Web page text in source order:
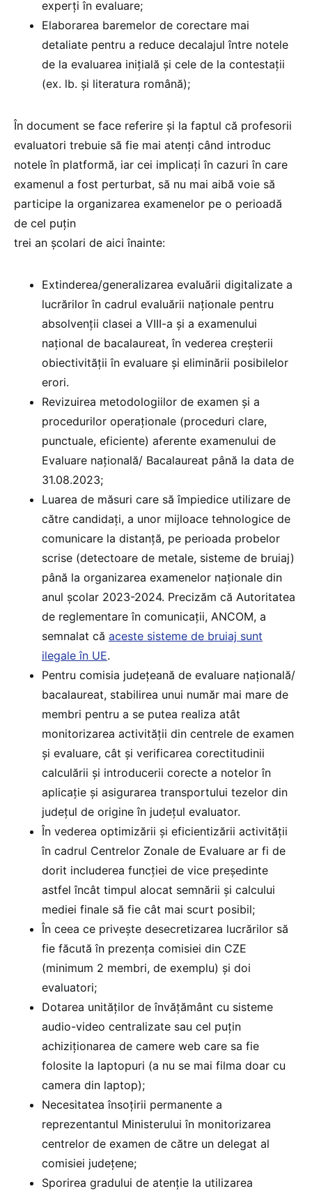
experți în evaluare;
Elaborarea baremelor de corectare mai
detaliate pentru a reduce decalajul între notele
de la evaluarea inițială și cele de la contestații
(ex. lb. și literatura română);
În document se face referire și la faptul că profesorii
evaluatori trebuie să fie mai atenți când introduc
notele în platformă, iar cei implicați în cazuri în care
examenul a fost perturbat, să nu mai aibă voie să
participe la organizarea examenelor pe o perioadă
de cel puțin
trei an școlari de aici înainte:
Extinderea/generalizarea evaluării digitalizate a
lucrărilor în cadrul evaluării naționale pentru
absolvenții clasei a VIII-a și a examenului
național de bacalaureat, în vederea creșterii
obiectivității în evaluare și eliminării posibilelor
erori.
Revizuirea metodologiilor de examen şi a
procedurilor operaționale (proceduri clare,
punctuale, eficiente) aferente examenului de
Evaluare națională/ Bacalaureat până la data de
31.08.2023;
Luarea de măsuri care să împiedice utilizare de
către candidați, a unor mijloace tehnologice de
comunicare la distanță, pe perioada probelor
scrise (detectoare de metale, sisteme de bruiaj)
până la organizarea examenelor naționale din
anul școlar 2023-2024. Precizăm că Autoritatea
de reglementare în comunicații, ANCOM, a
semnalat că aceste sisteme de bruiaj sunt
ilegale în UE.
Pentru comisia județeană de evaluare națională/
bacalaureat, stabilirea unui număr mai mare de
membri pentru a se putea realiza atât
monitorizarea activității din centrele de examen
și evaluare, cât și verificarea corectitudinii
calculării și introducerii corecte a notelor în
aplicație și asigurarea transportului tezelor din
județul de origine în județul evaluator.
În vederea optimizării și eficientizării activității
în cadrul Centrelor Zonale de Evaluare ar fi de
dorit includerea funcției de vice președinte
astfel încât timpul alocat semnării și calcului
mediei finale să fie cât mai scurt posibil;
În ceea ce privește desecretizarea lucrărilor să
fie făcută în prezența comisiei din CZE
(minimum 2 membri, de exemplu) și doi
evaluatori;
Dotarea unităților de învățământ cu sisteme
audio-video centralizate sau cel puțin
achiziționarea de camere web care sa fie
folosite la laptopuri (a nu se mai filma doar cu
camera din laptop);
Necesitatea însoțirii permanente a
reprezentantul Ministerului în monitorizarea
centrelor de examen de către un delegat al
comisiei județene;
Sporirea gradului de atenție la utilizarea